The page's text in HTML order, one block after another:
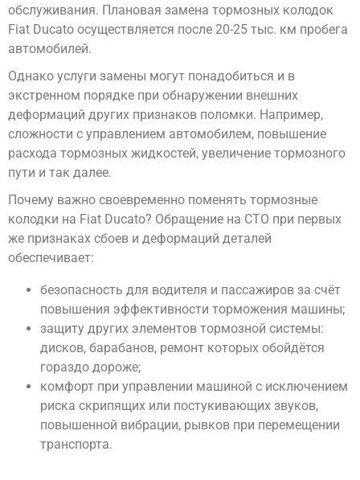
обслуживания. Плановая замена тормозных колодок
Fiat Ducato осуществляется после 20-25 тыс. км пробега
автомобилей.
Однако услуги замены могут понадобиться и в
экстренном порядке при обнаружении внешних
деформаций других признаков поломки. Например,
сложности с управлением автомобилем, повышение
расхода тормозных жидкостей, увеличение тормозного
пути и так далее.
Почему важно своевременно поменять тормозные
колодки на Fiat Ducato? Обращение на СТО при первых
же признаках сбоев и деформаций деталей
обеспечивает:
безопасность для водителя и пассажиров за счёт
повышения эффективности торможения машины;
защиту других элементов тормозной системы:
дисков, барабанов, ремонт которых обойдётся
гораздо дороже;
комфорт при управлении машиной с исключением
риска скрипящих или постукивающих звуков,
повышенной вибрации, рывков при перемещении
транспорта.